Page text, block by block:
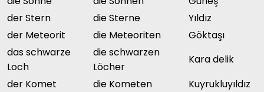
der Stern
die Sterne
Yıldız
der Meteorit
die Meteoriten
Göktaşı
das schwarze
Loch
die schwarzen
Löcher
Kara delik
der Komet
die Kometen
Kuyrukluyıldız